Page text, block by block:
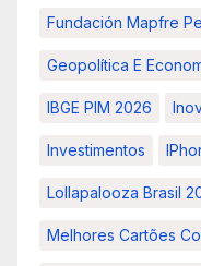
Fundación Mapfre
Geopolítica E
IBGE PIM 2026
Investimentos
Lollapalooza Brasil
Melhores Cartões